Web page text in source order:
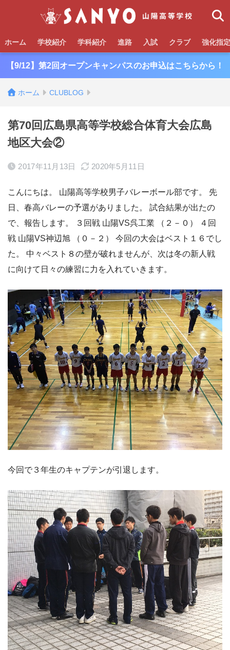
ホーム 学校紹介 学科紹介 進路 入試 クラブ 強化指
【9/12】第2回オープンキャンパスのお申込はこちらから！
ホーム CLUBLOG
第70回広島県高等学校総合体育大会広島
地区大会②
2017年11月13日 2020年5月11日
こんにちは。 山陽高等学校男子バレーボール部です。 先
日、春高バレーの予選がありました。 試合結果が出たの
で、報告します。 ３回戦 山陽VS呉工業 （２－０） ４回
戦 山陽VS神辺旭 （０－２） 今回の大会はベスト１６でし
た。 中々ベスト８の壁が破れませんが、次は冬の新人戦
に向けて日々の練習に力を入れていきます。
今回で３年生のキャプテンが引退します。